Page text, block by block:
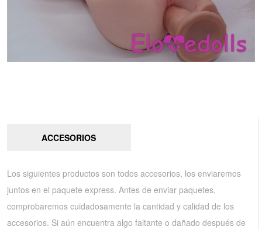
ACCESORIOS
Los siguientes productos son todos accesorios, los enviaremos
juntos en el paquete express. Antes de enviar paquetes,
comprobaremos cuidadosamente la cantidad y calidad de los
accesorios. Si aún encuentra algo faltante o dañado después de